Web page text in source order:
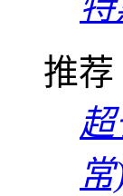
推荐
常